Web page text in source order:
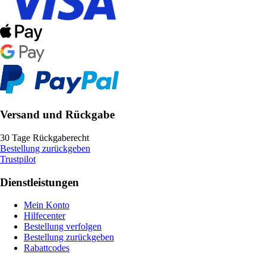
Versand und Rückgabe
30 Tage Rückgaberecht
Bestellung zurückgeben
Trustpilot
Dienstleistungen
Mein Konto
Hilfecenter
Bestellung verfolgen
Bestellung zurückgeben
Rabattcodes